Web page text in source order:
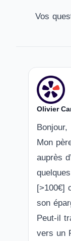
Vos
Olivier
Bonjour,
Mon
auprès
[>100€]
son
Peut-il
vers un